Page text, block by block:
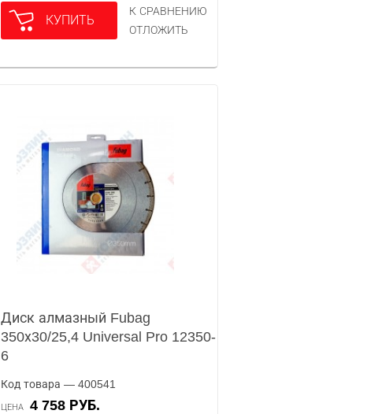
КУПИТЬ
К СРАВНЕНИЮ
ОТЛОЖИТЬ
Диск алмазный Fubag
350х30/25,4 Universal Pro 12350-
6
Код товара — 400541
ЦЕНА 4 758 РУБ.